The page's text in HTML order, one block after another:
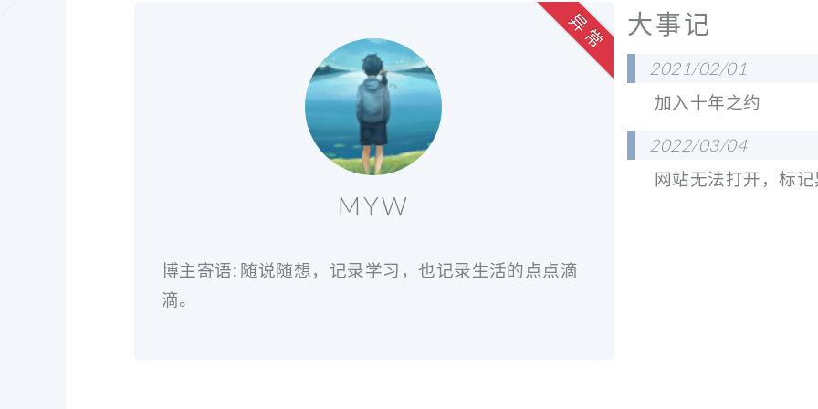
MYW
博主寄语: 随说随想，记录学习，也记录生活的点点滴
滴。
异 常 大事记
2021/02/01
加入十年之约
2022/03/04
网站无法打开，标